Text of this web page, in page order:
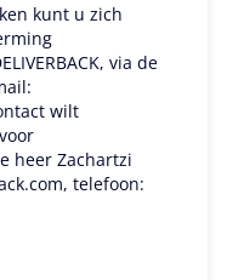
kunt u zich
via de
wilt
heer Zachartzi
, telefoon: